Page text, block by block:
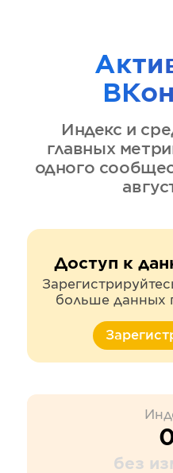
Индекс и
главных
одного
Доступ к
больше данных
без